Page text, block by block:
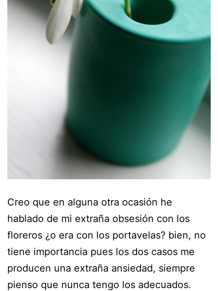
Creo que en alguna otra ocasión he
hablado de mi extraña obsesión con los
floreros ¿o era con los portavelas? bien, no
tiene importancia pues los dos casos me
producen una extraña ansiedad, siempre
pienso que nunca tengo los adecuados.